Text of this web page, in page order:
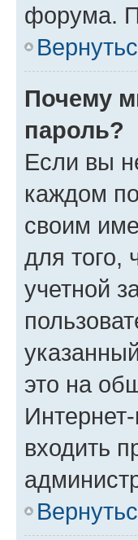
форума.
Почему
пароль?
Если вы
каждом
своим
для того,
учетной
это на
входить